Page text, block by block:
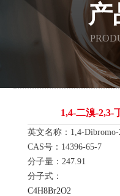
产
1,4-二溴-2,3-
英文名称：1,4-Dibromo-
CAS号：14396-65-7
分子量：247.91
分子式：
C4H8Br2O2